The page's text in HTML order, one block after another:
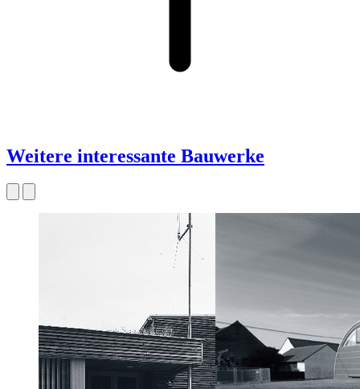
Weitere interessante Bauwerke